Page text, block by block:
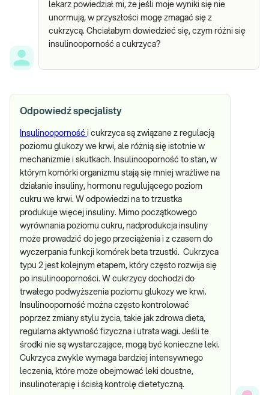
lekarz powiedział mi, że jeśli moje wyniki się nie
unormują, w przyszłości mogę zmagać się z
cukrzycą. Chciałabym dowiedzieć się, czym różni się
insulinooporność a cukrzyca?
Odpowiedź specjalisty
Insulinooporność i cukrzyca są związane z regulacją
poziomu glukozy we krwi, ale różnią się istotnie w
mechanizmie i skutkach. Insulinooporność to stan, w
którym komórki organizmu stają się mniej wrażliwe na
działanie insuliny, hormonu regulującego poziom
cukru we krwi. W odpowiedzi na to trzustka
produkuje więcej insuliny. Mimo początkowego
wyrównania poziomu cukru, nadprodukcja insuliny
może prowadzić do jego przeciążenia i z czasem do
wyczerpania funkcji komórek beta trzustki. Cukrzyca
typu 2 jest kolejnym etapem, który często rozwija się
po insulinooporności. W cukrzycy dochodzi do
trwałego podwyższenia poziomu glukozy we krwi.
Insulinooporność można często kontrolować
poprzez zmiany stylu życia, takie jak zdrowa dieta,
regularna aktywność fizyczna i utrata wagi. Jeśli te
środki nie są wystarczające, mogą być konieczne leki.
Cukrzyca zwykle wymaga bardziej intensywnego
leczenia, które może obejmować leki doustne,
insulinoterapię i ścisłą kontrolę dietetyczną.